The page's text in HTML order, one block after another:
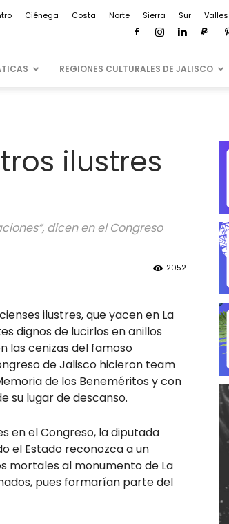
Ciénega Costa Norte Sierra Sur Valles
REGIONES CULTURALES DE JALISCO
ilustres
dicen en el Congreso
2052
ilustres, que yacen en La
dignos de lucirlos en anillos
las cenizas del famoso
de Jalisco hicieron team
de los Beneméritos y con
su lugar de descanso.
en el Congreso, la diputada
el Estado reconozca a un
mortales al monumento de La
pues formarían parte del